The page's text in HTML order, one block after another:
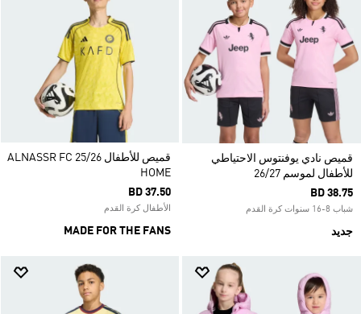
قميص نادي يوفنتوس الاحتياطي
للأطفال لموسم 26/27
BD 38.75
شباب 8-16 سنوات كرة القدم
جديد
قميص للأطفال ALNASSR FC 25/26
HOME
BD 37.50
الأطفال كرة القدم
MADE FOR THE FANS